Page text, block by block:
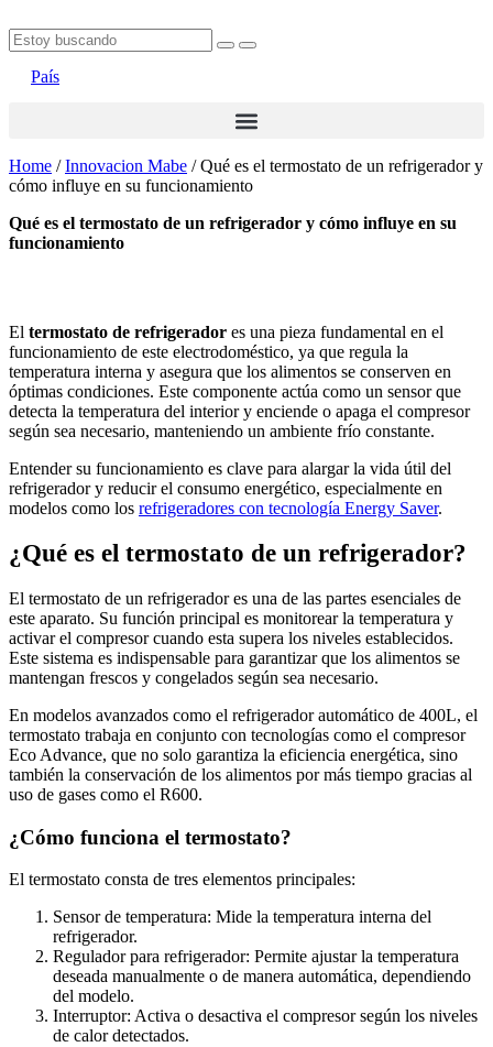
País
Home /Innovacion Mabe /Qué es el termostato de un refrigerador y
cómo influye en su funcionamiento
qué es el termostato de un refrigerador y cómo influye en su
funcionamiento
El termostato de refrigerador es una pieza fundamental en el
funcionamiento de este electrodoméstico, ya que regula la
temperatura interna y asegura que los alimentos se conserven en
óptimas condiciones. Este componente actúa como un sensor que
detecta la temperatura del interior y enciende o apaga el compresor
según sea necesario, manteniendo un ambiente frío constante.
Entender su funcionamiento es clave para alargar la vida útil del
refrigerador y reducir el consumo energético, especialmente en
modelos como los refrigeradores con tecnología Energy Saver.
¿Qué es el termostato de un refrigerador?
El termostato de un refrigerador es una de las partes esenciales de
este aparato. Su función principal es monitorear la temperatura y
activar el compresor cuando esta supera los niveles establecidos.
Este sistema es indispensable para garantizar que los alimentos se
mantengan frescos y congelados según sea necesario.
En modelos avanzados como el refrigerador automático de 400L, el
termostato trabaja en conjunto con tecnologías como el compresor
Eco Advance, que no solo garantiza la eficiencia energética, sino
también la conservación de los alimentos por más tiempo gracias al
uso de gases como el R600.
¿Cómo funciona el termostato?
El termostato consta de tres elementos principales:
Sensor de temperatura: Mide la temperatura interna del
refrigerador.
Regulador para refrigerador: Permite ajustar la temperatura
deseada manualmente o de manera automática, dependiendo
del modelo.
Interruptor: Activa o desactiva el compresor según los niveles
de calor detectados.